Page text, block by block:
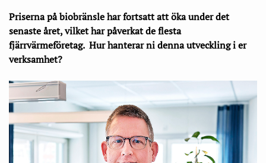
Priserna på biobränsle har fortsatt att öka under det
senaste året, vilket har påverkat de flesta
fjärrvärmeföretag. Hur hanterar ni denna utveckling i er
verksamhet?